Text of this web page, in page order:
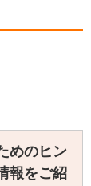
めのヒン
報をご紹